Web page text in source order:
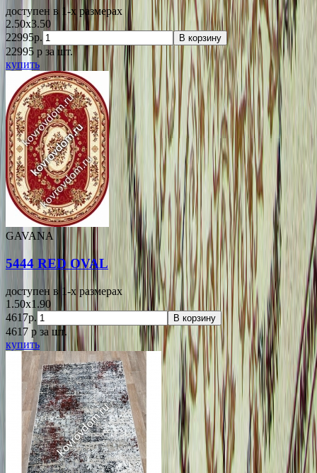
доступен в 1-x размерах
2.50x3.50
22995р.
В корзину
22995 p за шт.
купить
GAVANA
5444 RED OVAL
доступен в 1-x размерах
1.50x1.90
4617р.
В корзину
4617 p за шт.
купить